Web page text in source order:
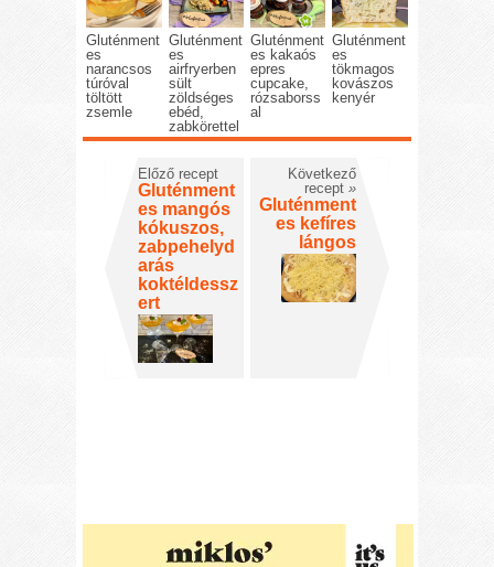
Gluténment
es
narancsos
túróval
töltött
zsemle
Gluténment
es
airfryerben
sült
zöldséges
ebéd,
zabkörettel
Gluténment
es kakaós
epres
cupcake,
rózsaborss
al
Gluténment
es
tökmagos
kovászos
kenyér
Előző recept
Gluténment
es mangós
kókuszos,
zabpehelyd
arás
koktéldessz
ert
Következő
recept »
Gluténment
es kefíres
lángos